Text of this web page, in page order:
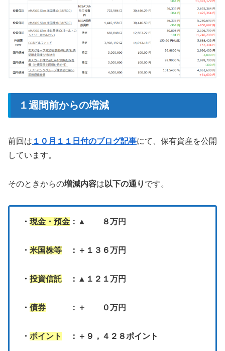
１週間前からの増減
前回は １０月１１日付のブログ記事にて、保有資産を公開
しています。
そのときからの増減内容は 以下の通り です。
・ 現金・預金 ：▲ ８万円
・ 米国株等 ：＋１３６万円
・ 投資信託 ：▲１２１万円
・ 債券 ：＋ ０万円
・ ポイント ：＋９，４２８ポイント